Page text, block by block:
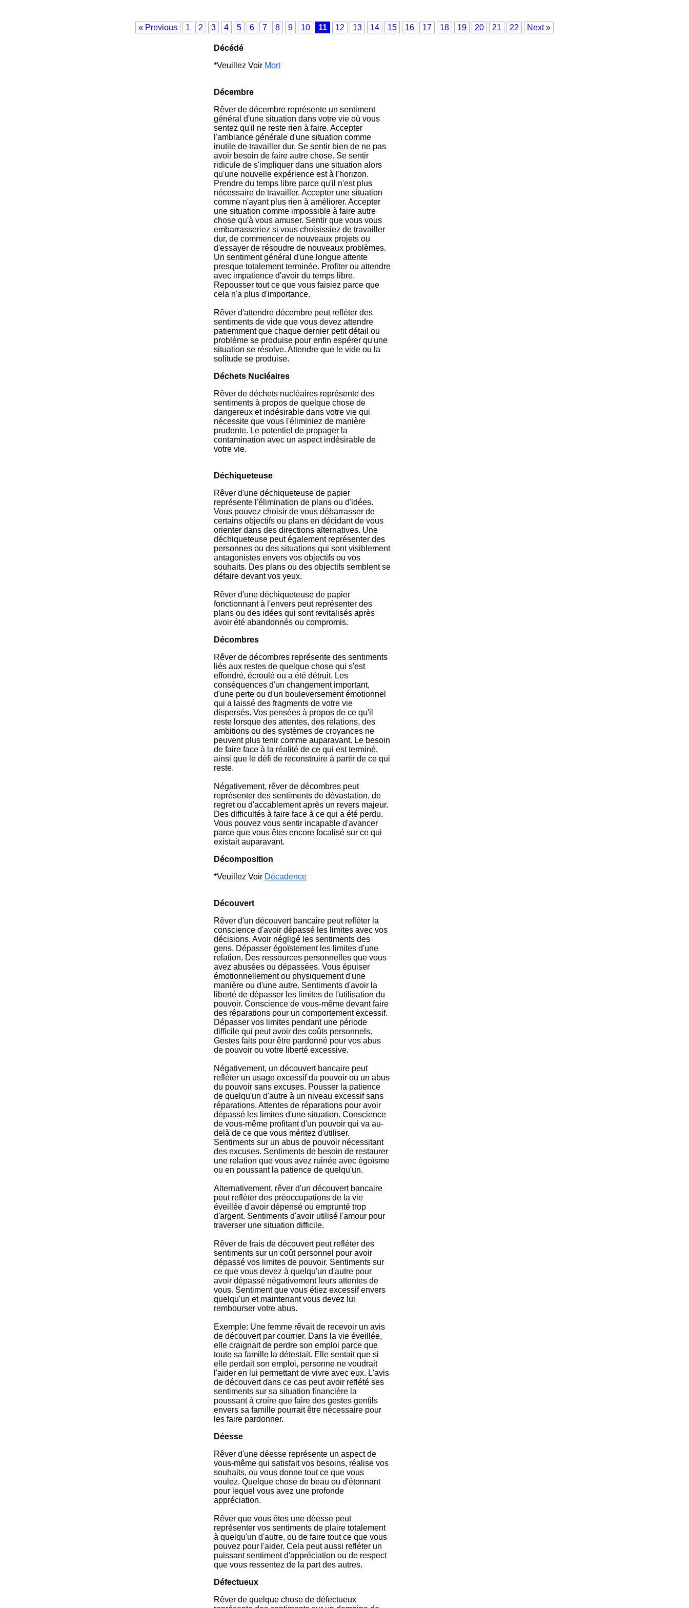
« Previous 1 2 3 4 5 6 7 8 9 10 11 12 13 14 15 16 17 18 19 20 21 22 Next »
Décédé
*Veuillez Voir Mort
Décembre
Rêver de décembre représente un sentiment
général d'une situation dans votre vie où vous
sentez qu'il ne reste rien à faire. Accepter
l'ambiance générale d'une situation comme
inutile de travailler dur. Se sentir bien de ne pas
avoir besoin de faire autre chose. Se sentir
ridicule de s'impliquer dans une situation alors
qu'une nouvelle expérience est à l'horizon.
Prendre du temps libre parce qu'il n'est plus
nécessaire de travailler. Accepter une situation
comme n'ayant plus rien à améliorer. Accepter
une situation comme impossible à faire autre
chose qu'à vous amuser. Sentir que vous vous
embarrasseriez si vous choisissiez de travailler
dur, de commencer de nouveaux projets ou
d'essayer de résoudre de nouveaux problèmes.
Un sentiment général d'une longue attente
presque totalement terminée. Profiter ou attendre
avec impatience d'avoir du temps libre.
Repousser tout ce que vous faisiez parce que
cela n'a plus d'importance.
Rêver d'attendre décembre peut refléter des
sentiments de vide que vous devez attendre
patiemment que chaque dernier petit détail ou
problème se produise pour enfin espérer qu'une
situation se résolve. Attendre que le vide ou la
solitude se produise.
Déchets Nucléaires
Rêver de déchets nucléaires représente des
sentiments à propos de quelque chose de
dangereux et indésirable dans votre vie qui
nécessite que vous l'éliminiez de manière
prudente. Le potentiel de propager la
contamination avec un aspect indésirable de
votre vie.
Déchiqueteuse
Rêver d'une déchiqueteuse de papier
représente l'élimination de plans ou d'idées.
Vous pouvez choisir de vous débarrasser de
certains objectifs ou plans en décidant de vous
orienter dans des directions alternatives. Une
déchiqueteuse peut également représenter des
personnes ou des situations qui sont visiblement
antagonistes envers vos objectifs ou vos
souhaits. Des plans ou des objectifs semblent se
défaire devant vos yeux.
Rêver d'une déchiqueteuse de papier
fonctionnant à l'envers peut représenter des
plans ou des idées qui sont revitalisés après
avoir été abandonnés ou compromis.
Décombres
Rêver de décombres représente des sentiments
liés aux restes de quelque chose qui s'est
effondré, écroulé ou a été détruit. Les
conséquences d'un changement important,
d'une perte ou d'un bouleversement émotionnel
qui a laissé des fragments de votre vie
dispersés. Vos pensées à propos de ce qu'il
reste lorsque des attentes, des relations, des
ambitions ou des systèmes de croyances ne
peuvent plus tenir comme auparavant. Le besoin
de faire face à la réalité de ce qui est terminé,
ainsi que le défi de reconstruire à partir de ce qui
reste.
Négativement, rêver de décombres peut
représenter des sentiments de dévastation, de
regret ou d'accablement après un revers majeur.
Des difficultés à faire face à ce qui a été perdu.
Vous pouvez vous sentir incapable d'avancer
parce que vous êtes encore focalisé sur ce qui
existait auparavant.
Décomposition
*Veuillez Voir Décadence
Découvert
Rêver d'un découvert bancaire peut refléter la
conscience d'avoir dépassé les limites avec vos
décisions. Avoir négligé les sentiments des
gens. Dépasser égoïstement les limites d'une
relation. Des ressources personnelles que vous
avez abusées ou dépassées. Vous épuiser
émotionnellement ou physiquement d'une
manière ou d'une autre. Sentiments d'avoir la
liberté de dépasser les limites de l'utilisation du
pouvoir. Conscience de vous-même devant faire
des réparations pour un comportement excessif.
Dépasser vos limites pendant une période
difficile qui peut avoir des coûts personnels.
Gestes faits pour être pardonné pour vos abus
de pouvoir ou votre liberté excessive.
Négativement, un découvert bancaire peut
refléter un usage excessif du pouvoir ou un abus
du pouvoir sans excuses. Pousser la patience
de quelqu'un d'autre à un niveau excessif sans
réparations. Attentes de réparations pour avoir
dépassé les limites d'une situation. Conscience
de vous-même profitant d'un pouvoir qui va au-
delà de ce que vous méritez d'utiliser.
Sentiments sur un abus de pouvoir nécessitant
des excuses. Sentiments de besoin de restaurer
une relation que vous avez ruinée avec égoïsme
ou en poussant la patience de quelqu'un.
Alternativement, rêver d'un découvert bancaire
peut refléter des préoccupations de la vie
éveillée d'avoir dépensé ou emprunté trop
d'argent. Sentiments d'avoir utilisé l'amour pour
traverser une situation difficile.
Rêver de frais de découvert peut refléter des
sentiments sur un coût personnel pour avoir
dépassé vos limites de pouvoir. Sentiments sur
ce que vous devez à quelqu'un d'autre pour
avoir dépassé négativement leurs attentes de
vous. Sentiment que vous étiez excessif envers
quelqu'un et maintenant vous devez lui
rembourser votre abus.
Exemple: Une femme rêvait de recevoir un avis
de découvert par courrier. Dans la vie éveillée,
elle craignait de perdre son emploi parce que
toute sa famille la détestait. Elle sentait que si
elle perdait son emploi, personne ne voudrait
l'aider en lui permettant de vivre avec eux. L'avis
de découvert dans ce cas peut avoir reflété ses
sentiments sur sa situation financière la
poussant à croire que faire des gestes gentils
envers sa famille pourrait être nécessaire pour
les faire pardonner.
Déesse
Rêver d'une déesse représente un aspect de
vous-même qui satisfait vos besoins, réalise vos
souhaits, ou vous donne tout ce que vous
voulez. Quelque chose de beau ou d'étonnant
pour lequel vous avez une profonde
appréciation.
Rêver que vous êtes une déesse peut
représenter vos sentiments de plaire totalement
à quelqu'un d'autre, ou de faire tout ce que vous
pouvez pour l'aider. Cela peut aussi refléter un
puissant sentiment d'appréciation ou de respect
que vous ressentez de la part des autres.
Défectueux
Rêver de quelque chose de défectueux